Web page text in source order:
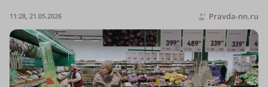
Pravda-nn.ru
11:28, 21.05.2026